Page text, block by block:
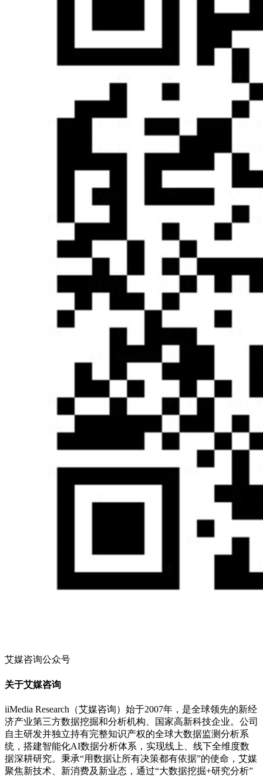
艾媒咨询公众号
关于艾媒咨询
iiMedia Research（艾媒咨询）始于2007年，是全球领先的新经
济产业第三方数据挖掘和分析机构、国家高新科技企业。公司
自主研发并独立持有完整知识产权的全球大数据监测分析系
统，搭建智能化AI数据分析体系，实现线上、线下全维度数
据深耕研究。秉承“用数据让所有决策都有依据”的使命，艾媒
聚焦新技术、新消费及新业态，通过“大数据挖掘+研究分析”